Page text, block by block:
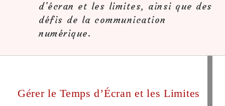
d’écran et les limites, ainsi que des
défis de la communication
numérique.
Gérer le Temps d’Écran et les Limites